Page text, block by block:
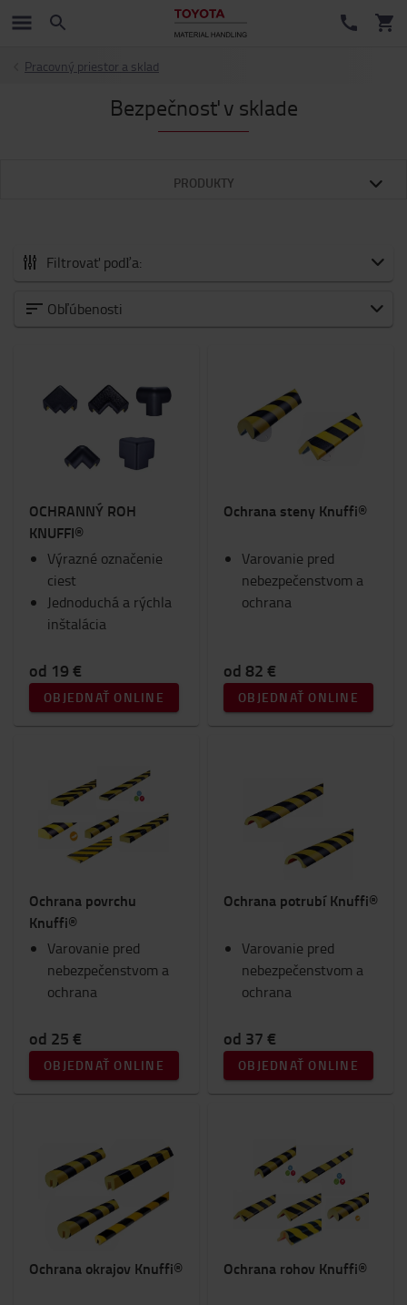
Pracovný priestor a sklad
Bezpečnosť v sklade
PRODUKTY
Filtrovať podľa:
Všetko príslušenstvo
Prídavné zariadenia pre vysokozdvižné vozíky
Bezpečnosť
Batérie a elektronika
Interiéry
Riešenie Ram Mount
Pracovné odevy
Toyota Fanshop
Svetlá
Zima
Pracovný priestor a sklad
Kategória
Bezpečnosť v sklade
Obľúbenosti
OCHRANNÝ ROH
KNUFFI®
Výrazné označenie
ciest
Jednoduchá a rýchla
inštalácia
od 19 €
OBJEDNAŤ ONLINE
Ochrana steny Knuffi®
Varovanie pred
nebezpečenstvom a
ochrana
od 82 €
OBJEDNAŤ ONLINE
Ochrana povrchu
Knuffi®
Varovanie pred
nebezpečenstvom a
ochrana
od 25 €
OBJEDNAŤ ONLINE
Ochrana potrubí Knuffi®
Varovanie pred
nebezpečenstvom a
ochrana
od 37 €
OBJEDNAŤ ONLINE
Ochrana okrajov Knuffi® Ochrana rohov Knuffi®